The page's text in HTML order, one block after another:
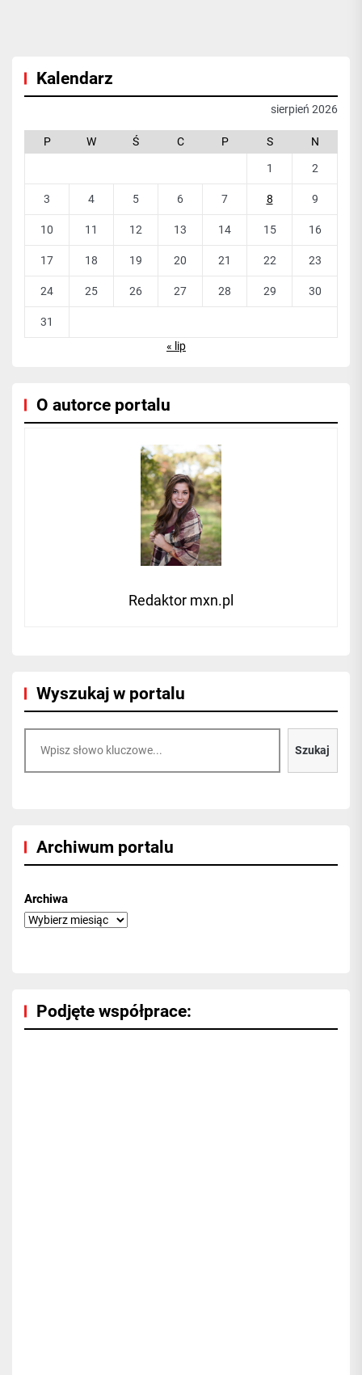
Kalendarz
sierpień 2026
P W Ś C P S N
1 2
3 4 5 6 7 8 9
10 11 12 13 14 15 16
17 18 19 20 21 22 23
24 25 26 27 28 29 30
31
« lip
O autorce portalu
Redaktor mxn.pl
Wyszukaj w portalu
Szukaj
Archiwum portalu
Archiwa
Podjęte współprace: